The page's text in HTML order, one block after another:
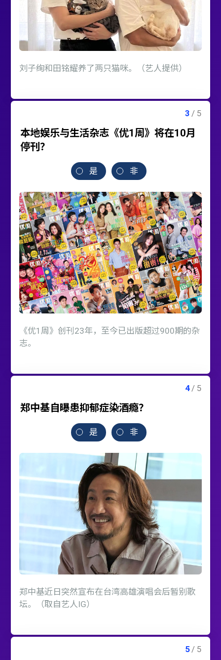
刘子绚和田铭耀养了两只猫咪。（艺人提供）
本地娱乐与生活杂志《优1周》将在10月
停刊？
是 非
《优1周》创刊23年，至今已出版超过900期的杂
志。
郑中基自曝患抑郁症染酒瘾？
是 非
郑中基近日突然宣布在台湾高雄演唱会后暂别歌
坛。（取自艺人IG）